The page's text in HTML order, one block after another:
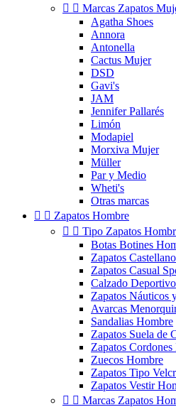
  Marcas Zapatos
Agatha Shoes
Annora
Antonella
Cactus Mujer
DSD
Gavi's
JAM
Jennifer Pallarés
Limón
Modapiel
Morxiva Mujer
Müller
Par y Medio
Wheti's
Otras marcas
  Zapatos Hombre
  Tipo Zapatos
Botas Botines
Zapatos
Zapatos Casual
Calzado
Zapatos Náuticos
Avarcas
Sandalias Hombre
Zapatos Suela de
Zapatos
Zuecos Hombre
Zapatos Tipo
Zapatos Vestir
  Marcas Zapatos